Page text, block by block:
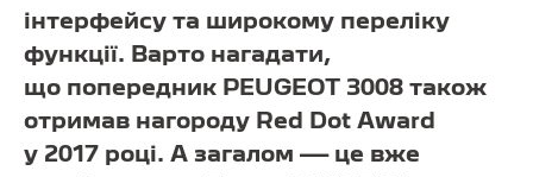
інтерфейсу та широкому переліку
функції. Варто нагадати,
що попередник PEUGEOT 3008 також
отримав нагороду Red Dot Award
у 2017 році. А загалом — це вже